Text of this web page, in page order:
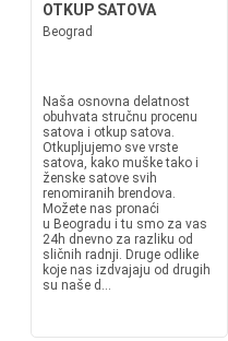
OTKUP SATOVA
Beograd
Naša osnovna delatnost
obuhvata stručnu procenu
satova i otkup satova.
Otkupljujemo sve vrste
satova, kako muške tako i
ženske satove svih
renomiranih brendova.
Možete nas pronaći
u Beogradu i tu smo za vas
24h dnevno za razliku od
sličnih radnji. Druge odlike
koje nas izdvajaju od drugih
su naše d...